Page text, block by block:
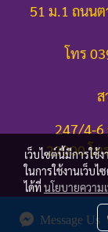
Message Us
51 ม.1 ถนนต
โทร
ส
247/4-6
22000โท
©
เว็บไซต์นี้มีการใ
ในการใช้งานเว็บ
ได้ที่นโยบายความ